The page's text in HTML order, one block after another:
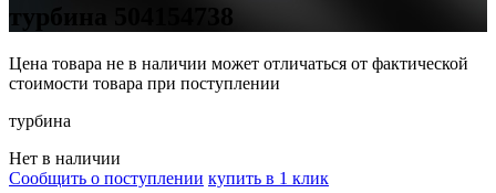
турбина 504154738
Цена товара не в наличии может отличаться от фактической
стоимости товара при поступлении
турбина
Нет в наличии
Сообщить о поступлении купить в 1 клик